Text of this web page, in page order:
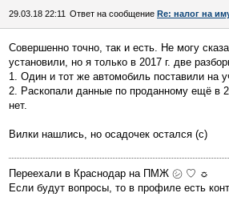
29.03.18 22:11 Ответ на сообщение Re: налог на
Совершенно точно, так и есть. Не могу
установили, но я только в 2017 г. две
1. Один и тот же автомобиль поставили на
2. Раскопали данные по проданному ещё в
нет.
Вилки нашлись, но осадочек остался (с)
Переехали в Краснодар на ПМЖ ㋛ ♡ ☼
Если будут вопросы, то в профиле есть